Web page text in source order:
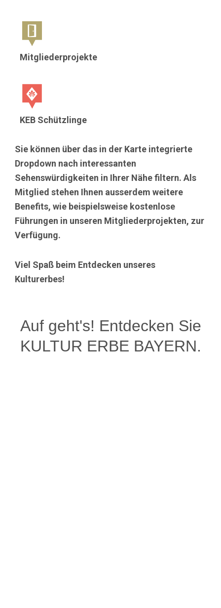
Mitgliederprojekte
KEB Schützlinge
Sie können über das in der Karte integrierte
Dropdown nach interessanten
Sehenswürdigkeiten in Ihrer Nähe filtern. Als
Mitglied stehen Ihnen ausserdem weitere
Benefits, wie beispielsweise kostenlose
Führungen in unseren Mitgliederprojekten, zur
Verfügung.
Viel Spaß beim Entdecken unseres
Kulturerbes!
Auf geht's! Entdecken Sie
KULTUR ERBE BAYERN.